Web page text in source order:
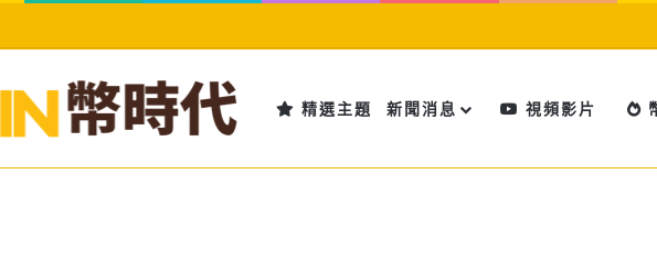
精選主題 新聞消息 視頻影片